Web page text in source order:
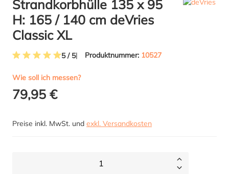
Strandkorbhülle 135 x 95
H: 165 / 140 cm deVries
Classic XL
5 / 5 Produktnummer: 10527
Wie soll ich messen?
79,95 €
Preise inkl. MwSt. und exkl. Versandkosten
1